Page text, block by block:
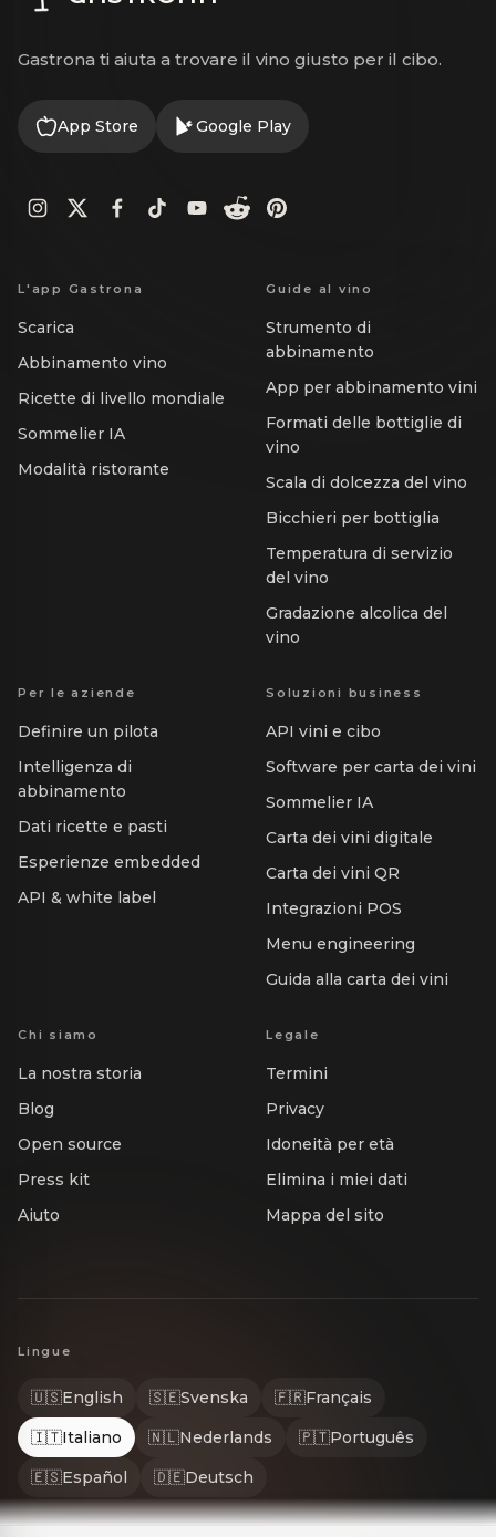
Gastrona ti aiuta a trovare il vino giusto per il cibo.
App Store Google Play
L'app Gastrona
Scarica
Abbinamento vino
Ricette di livello mondiale
Sommelier IA
Modalità ristorante
Guide al vino
Strumento di
abbinamento
App per abbinamento vini
Formati delle bottiglie di
vino
Scala di dolcezza del vino
Bicchieri per bottiglia
Temperatura di servizio
del vino
Gradazione alcolica del
vino
Per le aziende
Definire un pilota
Intelligenza di
abbinamento
Dati ricette e pasti
Esperienze embedded
API & white label
Soluzioni business
API vini e cibo
Software per carta dei vini
Sommelier IA
Carta dei vini digitale
Carta dei vini QR
Integrazioni POS
Menu engineering
Guida alla carta dei vini
Chi siamo
La nostra storia
Blog
Open source
Press kit
Aiuto
Legale
Termini
Privacy
Idoneità per età
Elimina i miei dati
Mappa del sito
Lingue
🇺🇸English 🇸🇪Svenska 🇫🇷Français
🇮🇹Italiano 🇳🇱Nederlands 🇵🇹Português
🇪🇸Español 🇩🇪Deutsch